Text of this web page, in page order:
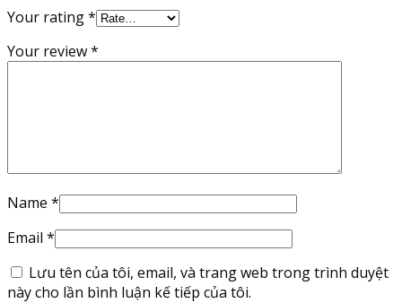
Your rating*
Your review*
Name *
Email *
Lưu tên của tôi, email, và trang web trong trình duyệt
này cho lần bình luận kế tiếp của tôi.